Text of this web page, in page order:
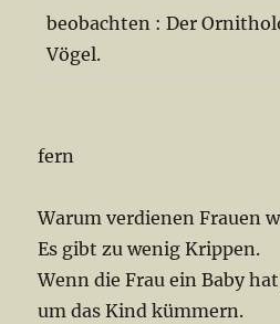
beobachten : Der
Vögel.
fern
Warum verdienen Frauen
Es gibt zu wenig Krippen.
Wenn die Frau ein Baby
um das Kind kümmern.